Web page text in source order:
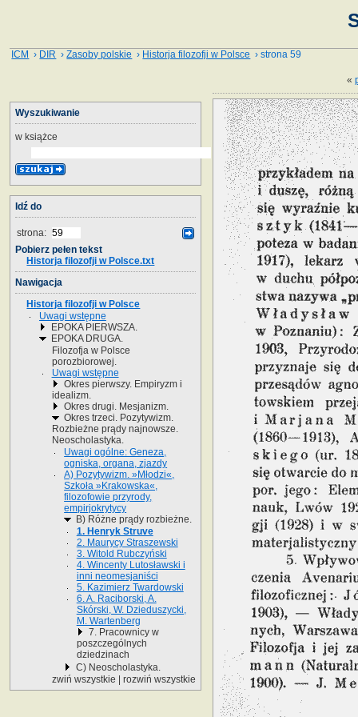
ICM › DIR ›Zasoby polskie › Historja filozofji w Polsce › strona 59
«
Wyszukiwanie
w książce
Idź do
strona:
Pobierz pełen tekst
Historja filozofji w Polsce.txt
Nawigacja
Historja filozofji w Polsce
Uwagi wstępne
EPOKA PIERWSZA.
EPOKA DRUGA.
Filozofja w Polsce
porozbiorowej.
Uwagi wstępne
Okres pierwszy. Empiryzm i
idealizm.
Okres drugi. Mesjanizm.
Okres trzeci. Pozytywizm.
Rozbieżne prądy najnowsze.
Neoscholastyka.
Uwagi ogólne: Geneza,
ogniska, organa, zjazdy
A) Pozytywizm. »Młodzi«,
Szkoła »Krakowska«,
filozofowie przyrody,
empirjokrytycy
B) Różne prądy rozbieżne.
1. Henryk Struve
2. Maurycy Straszewski
3. Witold Rubczyński
4. Wincenty Lutosławski i
inni neomesjaniści
5. Kazimierz Twardowski
6. A. Raciborski, A.
Skórski, W. Dzieduszycki,
M. Wartenberg
7. Pracownicy w
poszczególnych
dziedzinach
C) Neoscholastyka.
zwiń wszystkie | rozwiń wszystkie